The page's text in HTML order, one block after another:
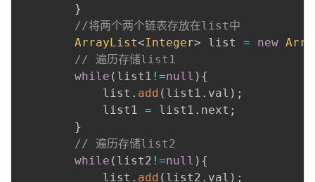
}
//将两个两个链表存放在list中
ArrayList<Integer> list = new
// 遍历存储list1
while ( list1 !=null ) {
            list
. add ( list1 . val ) ;
            list1
= list1 . next ;
}
// 遍历存储list2
while ( list2 !=null ) {
            list
. add ( list2 . val ) ;